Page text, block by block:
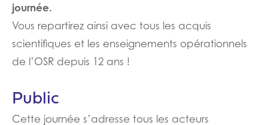
journée.
Vous repartirez ainsi avec tous les acquis
scientifiques et les enseignements opérationnels
de l’OSR depuis 12 ans !
Public
Cette journée s’adresse tous les acteurs